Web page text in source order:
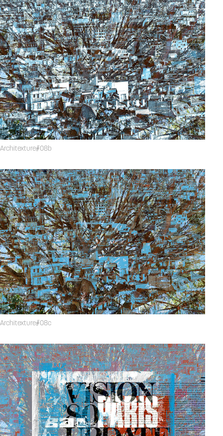
Architexture#08b
Architexture#08c